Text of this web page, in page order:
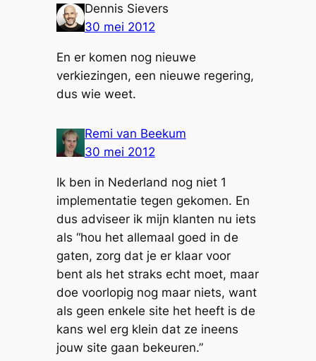
Dennis Sievers
30 mei 2012
En er komen nog nieuwe
verkiezingen, een nieuwe regering,
dus wie weet.
Remi van Beekum
30 mei 2012
Ik ben in Nederland nog niet 1
implementatie tegen gekomen. En
dus adviseer ik mijn klanten nu iets
als “hou het allemaal goed in de
gaten, zorg dat je er klaar voor
bent als het straks echt moet, maar
doe voorlopig nog maar niets, want
als geen enkele site het heeft is de
kans wel erg klein dat ze ineens
jouw site gaan bekeuren.”